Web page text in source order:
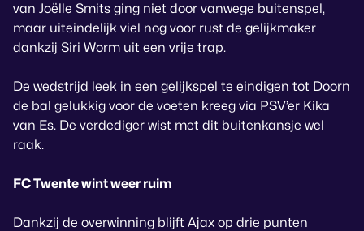
van Joëlle Smits ging niet door vanwege buitenspel,
maar uiteindelijk viel nog voor rust de gelijkmaker
dankzij Siri Worm uit een vrije trap.
De wedstrijd leek in een gelijkspel te eindigen tot Doorn
de bal gelukkig voor de voeten kreeg via PSV’er Kika
van Es. De verdediger wist met dit buitenkansje wel
raak.
FC Twente wint weer ruim
Dankzij de overwinning blijft Ajax op drie punten